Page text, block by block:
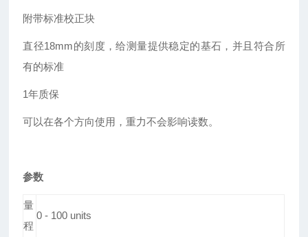
附带标准校正块
直径18mm的刻度，给测量提供稳定的基石，并且符合所
有的标准
1年质保
可以在各个方向使用，重力不会影响读数。
参数
量
程
0 - 100 units